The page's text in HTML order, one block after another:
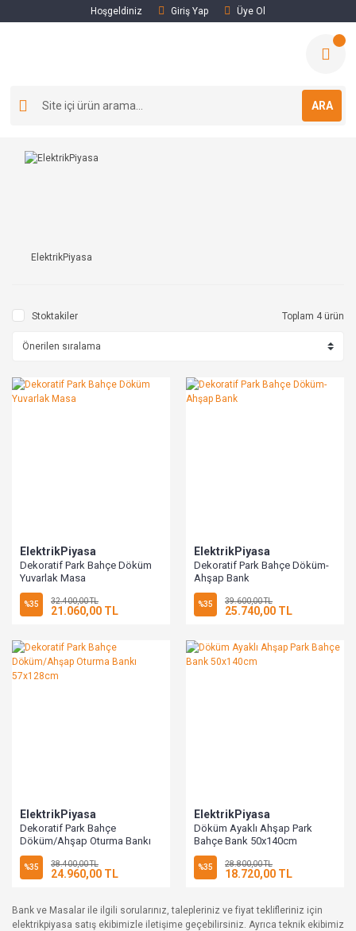
Hoşgeldiniz Giriş Yap Üye Ol
ARA
ElektrikPiyasa
Stoktakiler Toplam 4 ürün
ElektrikPiyasa
Dekoratif Park Bahçe Döküm
Yuvarlak Masa
%35 32.400,00 TL
21.060,00 TL
ElektrikPiyasa
Dekoratif Park Bahçe Döküm-
Ahşap Bank
%35 39.600,00 TL
25.740,00 TL
ElektrikPiyasa
Dekoratif Park Bahçe
Döküm/Ahşap Oturma Bankı
57x128cm
%35 38.400,00 TL
24.960,00 TL
ElektrikPiyasa
Döküm Ayaklı Ahşap Park
Bahçe Bank 50x140cm
%35 28.800,00 TL
18.720,00 TL
Bank ve Masalar ile ilgili sorularınız, talepleriniz ve fiyat teklifleriniz için
elektrikpiyasa satış ekibimizle iletişime geçebilirsiniz. Ayrıca teknik ekibimiz